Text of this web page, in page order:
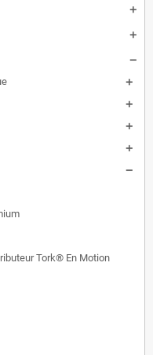
Tork® En Motion